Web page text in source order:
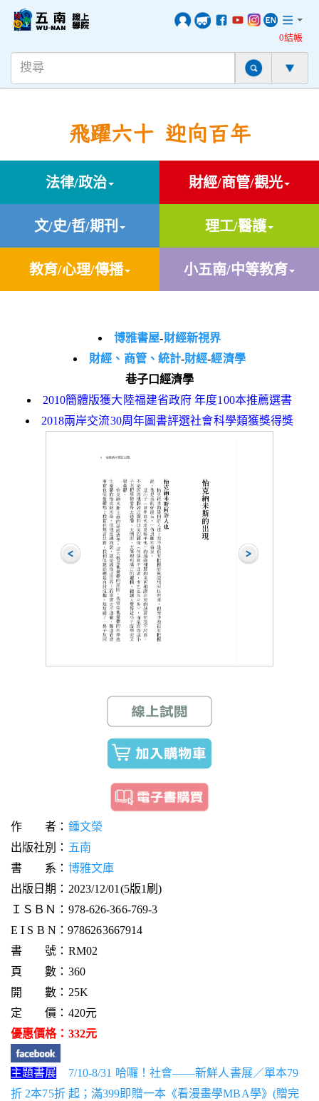
0結帳
飛躍六十 迎向百年
法律/政治 財經/商管/觀光
文/史/哲/期刊 理工/醫護
教育/心理/傳播 小五南/中等教育
博雅書屋-財經新視界
財經、商管、統計-財經-經濟學
巷子口經濟學
2010簡體版獲大陸福建省政府 年度100本推薦選書
2018兩岸交流30周年圖書評選社會科學類獲獎得獎
作 者： 鍾文榮
出版社別： 五南
書 系： 博雅文庫
出版日期：2023/12/01(5版1刷)
ＩＳＢＮ：978-626-366-769-3
E I S B N：9786263667914
書 號：RM02
頁 數：360
開 數：25K
定 價：420元
優惠價格：332元
主題書展
7/10-8/31 哈囉！社會——新鮮人書展／單本79
折 2本75折 起；滿399即贈一本《看漫畫學MBA學》(贈完